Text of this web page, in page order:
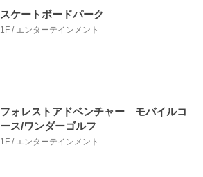
スケートボードパーク
1F / エンターテインメント
フォレストアドベンチャー モバイルコ
ース/ワンダーゴルフ
1F / エンターテインメント